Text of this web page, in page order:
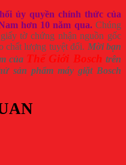
ủy quyền chính thức của
hơn 10 năm qua.Chúng
tờ chứng nhận nguồn gốc
chất lượng tuyệt đối. Mời bạn
của Thế Giới Bosch trên
sản phẩm máy giặt Bosch